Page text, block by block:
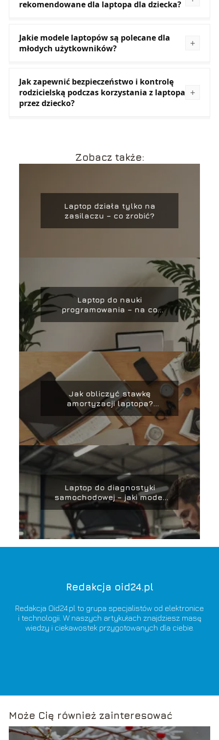
rekomendowane dla laptopa dla dziecka?
Jakie modele laptopów są polecane dla
młodych użytkowników?
Jak zapewnić bezpieczeństwo i kontrolę
rodzicielską podczas korzystania z laptopa
przez dziecko?
Zobacz także:
Laptop działa tylko na
zasilaczu – co zrobić?
Laptop do nauki
programowania – na co
Jak obliczyć stawkę
amortyzacji laptopa?
Praktyczny poradnik
Laptop do diagnostyki
samochodowej – jaki model
wybrać?
Redakcja oid24.pl
Redakcja Oid24.pl to grupa specjalistów od elektronice
i technologii. W naszych artykułach znajdziesz masę
wiedzy i ciekawostek przygotowanych dla ciebie.
Może Cię również zainteresować